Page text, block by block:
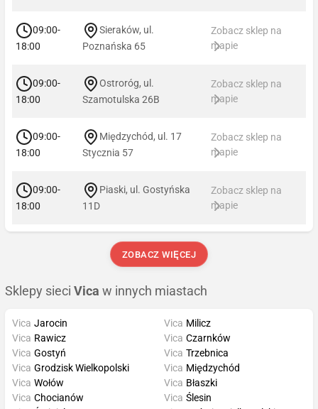
09:00-
18:00
Sieraków, ul.
Poznańska 65
Zobacz sklep na
mapie
09:00-
18:00
Ostroróg, ul.
Szamotulska 26B
Zobacz sklep na
mapie
09:00-
18:00
Międzychód, ul. 17
Stycznia 57
Zobacz sklep na
mapie
09:00-
18:00
Piaski, ul. Gostyńska
11D
Zobacz sklep na
mapie
ZOBACZ WIĘCEJ
Sklepy sieci Vica w innych miastach
Vica Jarocin
Vica Rawicz
Vica Gostyń
Vica Grodzisk Wielkopolski
Vica Milicz
Vica Czarnków
Vica Trzebnica
Vica Międzychód
Vica Wołów
Vica Chocianów
Vica Błaszki
Vica Ślesin